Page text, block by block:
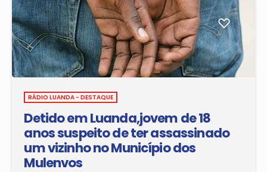
RÁDIO LUANDA - DESTAQUE
Detido em Luanda,jovem de 18
anos suspeito de ter assassinado
um vizinho no Município dos
Mulenvos